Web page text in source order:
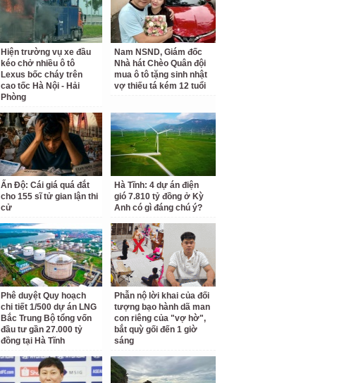
Hiện trường vụ xe đầu
kéo chở nhiều ô tô
Lexus bốc cháy trên
cao tốc Hà Nội - Hải
Phòng
Nam NSND, Giám đốc
Nhà hát Chèo Quân đội
mua ô tô tặng sinh nhật
vợ thiếu tá kém 12 tuổi
Ấn Độ: Cái giá quá đắt
cho 155 sĩ tử gian lận thi
cử
Hà Tĩnh: 4 dự án điện
gió 7.810 tỷ đồng ở Kỳ
Anh có gì đáng chú ý?
Phê duyệt Quy hoạch
chi tiết 1/500 dự án LNG
Bắc Trung Bộ tổng vốn
đầu tư gần 27.000 tỷ
đồng tại Hà Tĩnh
Phẫn nộ lời khai của đối
tượng bạo hành dã man
con riêng của "vợ hờ",
bắt quỳ gối đến 1 giờ
sáng